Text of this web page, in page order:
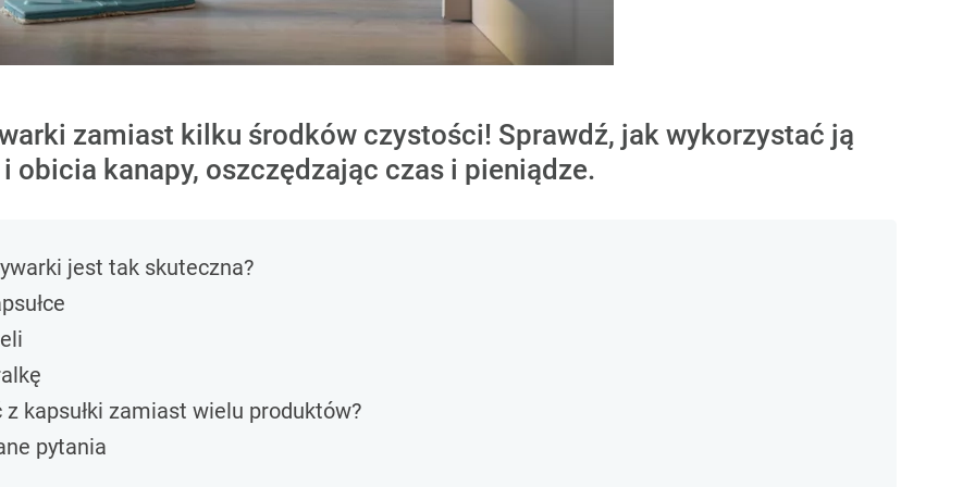
zamiast kilku środków czystości! Sprawdź, jak wykorzystać ją
obicia kanapy, oszczędzając czas i pieniądze.
jest tak skuteczna?
kapsułki zamiast wielu produktów?
pytania